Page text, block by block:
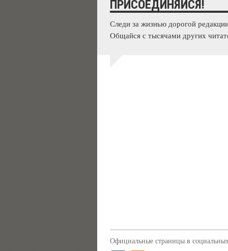
ПРИСОЕДИНЯЙСЯ!
Следи за жизнью дорогой
Общайся с тысячами других
Официальные страницы в социальных